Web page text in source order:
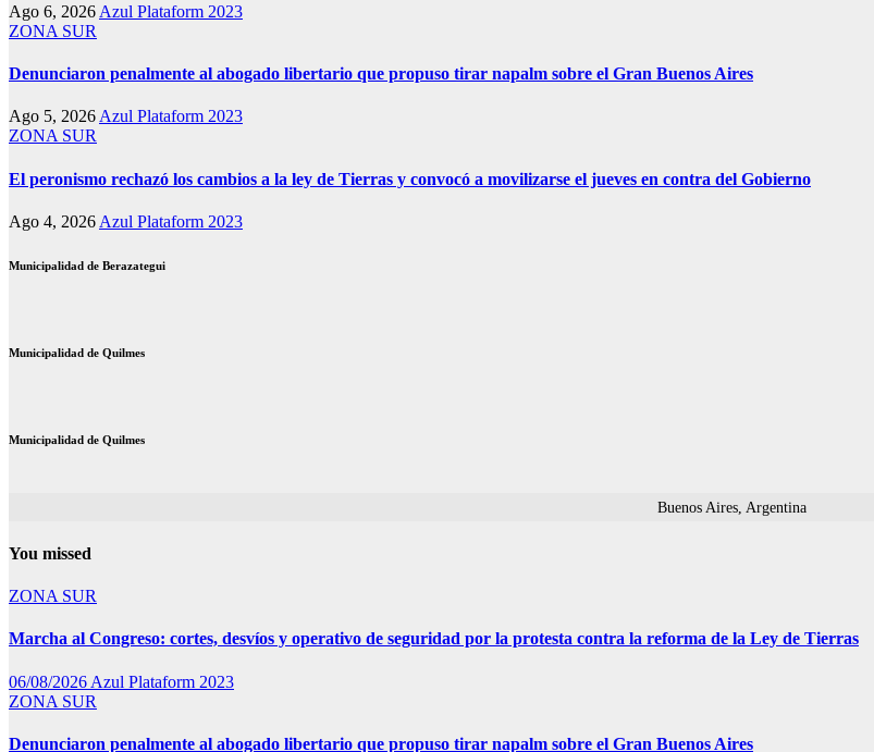
Ago 6, 2026 Azul Plataform 2023
ZONA SUR
Denunciaron penalmente al abogado libertario que propuso tirar napalm sobre el Gran Buenos Aires
Ago 5, 2026 Azul Plataform 2023
ZONA SUR
El peronismo rechazó los cambios a la ley de Tierras y convocó a movilizarse el jueves en contra del Gobierno
Ago 4, 2026 Azul Plataform 2023
Municipalidad de Berazategui
Municipalidad de Quilmes
Municipalidad de Quilmes
Buenos Aires, Argentina
You missed
ZONA SUR
Marcha al Congreso: cortes, desvíos y operativo de seguridad por la protesta contra la reforma de la Ley de Tierras
06/08/2026 Azul Plataform 2023
ZONA SUR
Denunciaron penalmente al abogado libertario que propuso tirar napalm sobre el Gran Buenos Aires